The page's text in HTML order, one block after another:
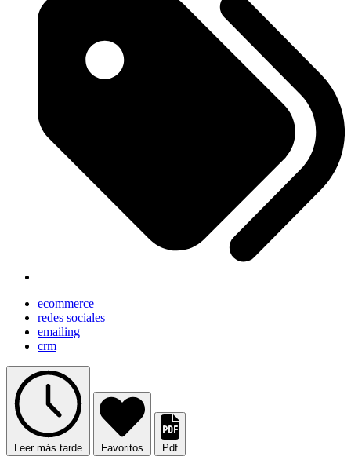
ecommerce
redes sociales
emailing
crm
Leer más tarde Favoritos Pdf